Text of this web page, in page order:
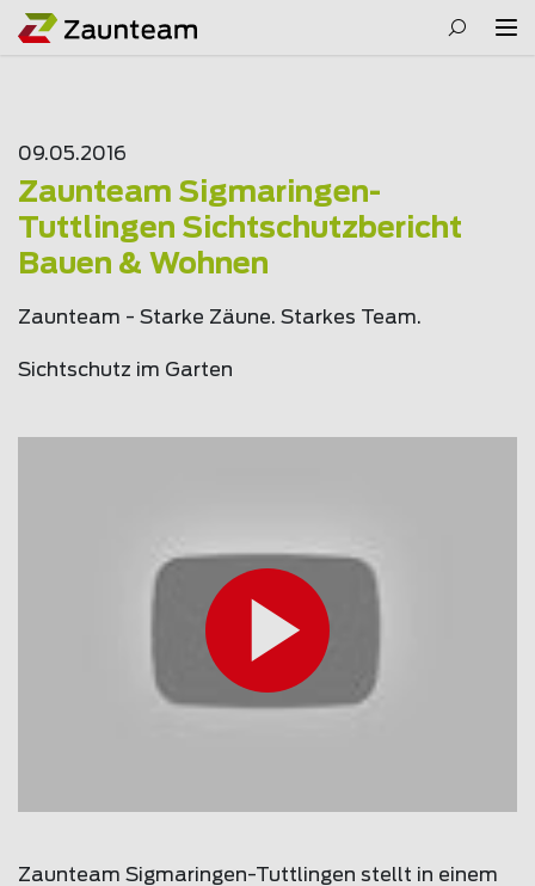
09.05.2016
Zaunteam Sigmaringen-
Tuttlingen Sichtschutzbericht
Bauen & Wohnen
Zaunteam - Starke Zäune. Starkes Team.
Sichtschutz im Garten
Zaunteam Sigmaringen-Tuttlingen stellt in einem